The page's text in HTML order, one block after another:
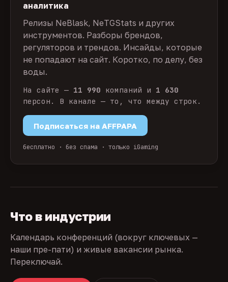
аналитика
Релизы NeBlask, NeTGStats и других
инструментов. Разборы брендов,
регуляторов и трендов. Инсайды, которые
не попадают на сайт. Коротко, по делу, без
воды.
На сайте — 11 990 компаний и 1 630
персон. В канале — то, что между строк.
Подписаться на AFFPAPA
бесплатно · без спама · только iGaming
Что в индустрии
Календарь конференций (вокруг ключевых —
наши пре-пати) и живые вакансии рынка.
Переключай.